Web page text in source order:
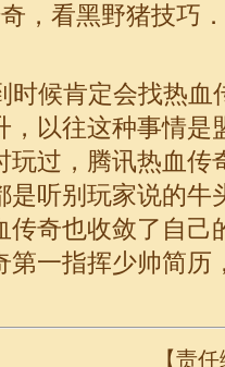
，看黑野猪技巧
候肯定会找热血
，以往这种事情是
玩过，腾讯热血传
是听别玩家说的牛
传奇也收敛了自己
第一指挥少帅简历
【责